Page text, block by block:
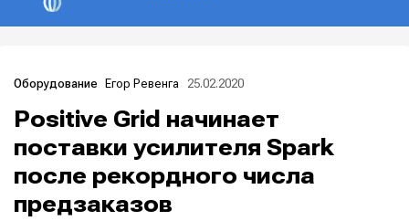
Оборудование Егор Ревенга 25.02.2020
Positive Grid начинает
поставки усилителя Spark
после рекордного числа
предзаказов